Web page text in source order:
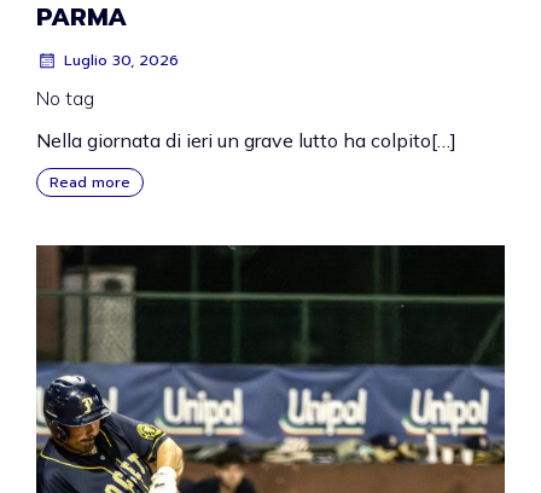
PARMA
Luglio 30, 2026
No tag
Nella giornata di ieri un grave lutto ha colpito[…]
Read more